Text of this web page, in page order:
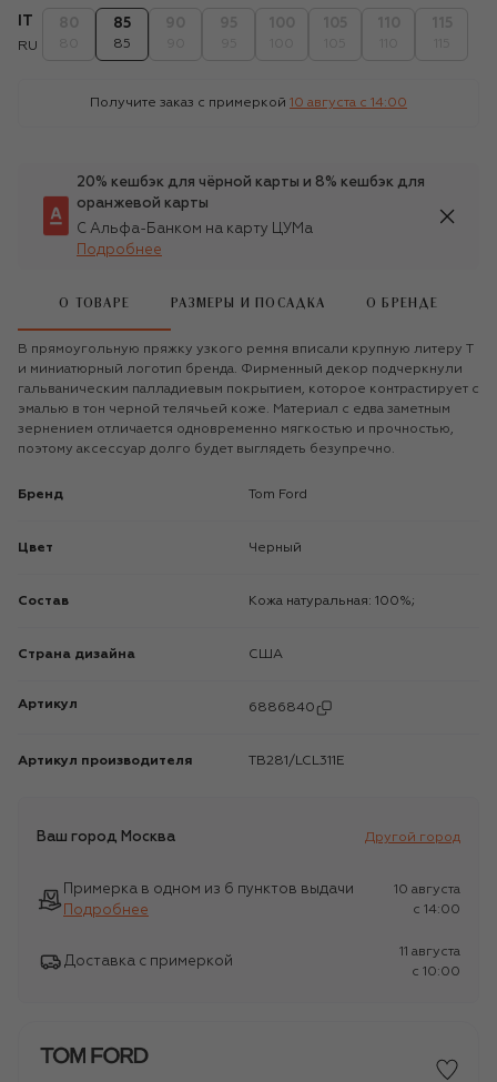
RU
85
85
Получите заказ с примеркой 10 августа c 14:00
20% кешбэк для чёрной карты и 8% кешбэк для
оранжевой карты
С Альфа-Банком на карту ЦУМа
Подробнее
О ТОВАРЕ РАЗМЕРЫ И ПОСАДКА О БРЕНДЕ
В прямоугольную пряжку узкого ремня вписали крупную литеру T
и миниатюрный логотип бренда. Фирменный декор подчеркнули
гальваническим палладиевым покрытием, которое контрастирует с
эмалью в тон черной телячьей коже. Материал с едва заметным
зернением отличается одновременно мягкостью и прочностью,
поэтому аксессуар долго будет выглядеть безупречно.
Бренд Tom Ford
Цвет Черный
Состав Кожа натуральная: 100%;
Страна дизайна США
Артикул 6886840
Артикул производителя TB281/LCL311E
Ваш город Москва Другой город
Примерка в одном из 6 пунктов выдачи
Подробнее
10 августа
c 14:00
Доставка с примеркой
11 августа
c 10:00